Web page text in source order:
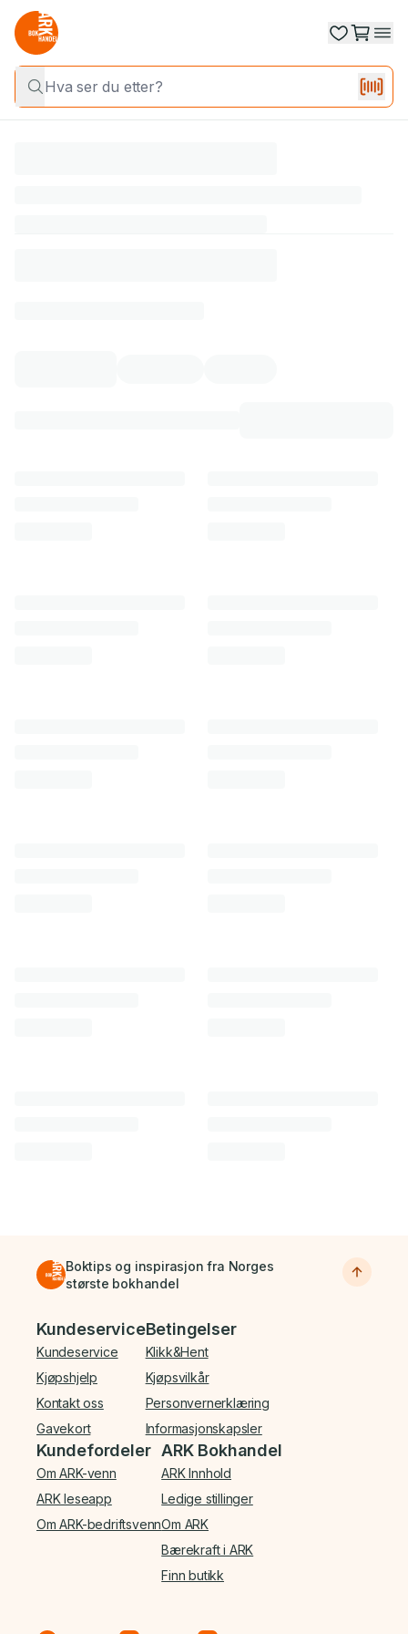
Boktips og inspirasjon fra Norges
største bokhandel
Bunnmeny
Kundeservice
Kundeservice
Kjøpshjelp
Kontakt oss
Gavekort
Betingelser
Klikk&Hent
Kjøpsvilkår
Personvernerklæring
Informasjonskapsler
Kundefordeler
Om ARK-venn
ARK leseapp
Om ARK-bedriftsvenn
ARK Bokhandel
ARK Innhold
Ledige stillinger
Om ARK
Bærekraft i ARK
Finn butikk